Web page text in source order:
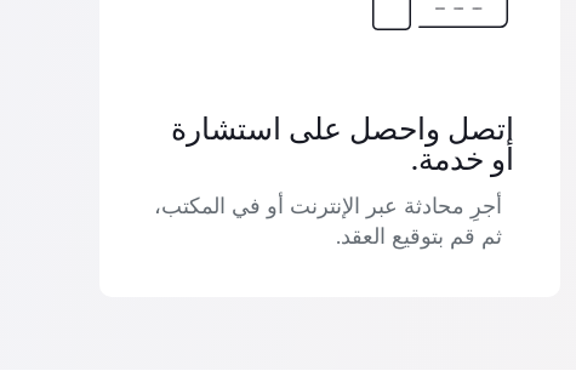
اتصل واحصل على استشارة
أو خدمة.
أجرِ محادثة عبر الإنترنت أو في المكتب،
ثم قم بتوقيع العقد.